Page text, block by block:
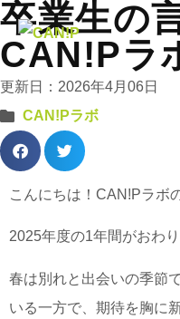
卒業生の
CAN!Pラ
更新日：2026年4月06日
CAN!Pラボ
こんにちは！CAN!Pラボ
2025年度の1年間がおわ
春は別れと出会いの季節
いる一方で、期待を胸に